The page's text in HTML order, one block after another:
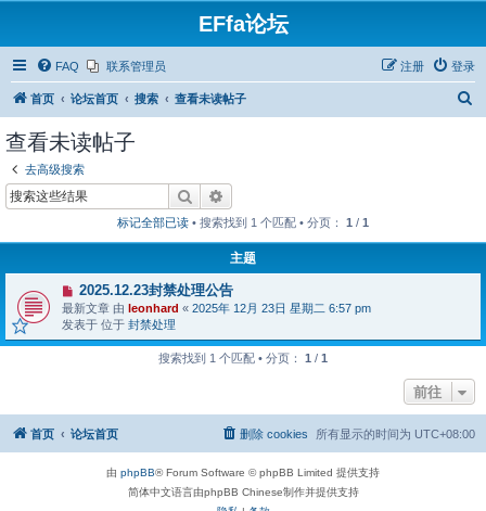
EFfa论坛
FAQ 联系管理员 登录
注册
首页 论坛首页 搜索 查看未读帖子
查看未读帖子
去高级搜索
搜索
标记全部已读 • 搜索找到 1 个匹配 • 分页： 1 / 1
主题
有
新
帖
2025.12.23封禁处理公告
最新文章 由 leonhard « 2025年 12月 23日 星期二 6:57 pm
发表于 位于 封禁处理
搜索找到 1 个匹配 • 分页： 1 / 1
前往
首页 论坛首页 所有显示的时间为 UTC+08:00
删除 cookies
由 phpBB® Forum Software © phpBB Limited 提供支持
简体中文语言由phpBB Chinese制作并提供支持